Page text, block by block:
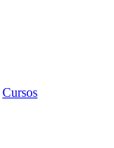
Cursos